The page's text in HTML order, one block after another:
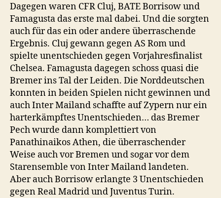
Dagegen waren CFR Cluj, BATE Borrisow und
Famagusta das erste mal dabei. Und die sorgten
auch für das ein oder andere überraschende
Ergebnis. Cluj gewann gegen AS Rom und
spielte unentschieden gegen Vorjahresfinalist
Chelsea. Famagusta dagegen schoss quasi die
Bremer ins Tal der Leiden. Die Norddeutschen
konnten in beiden Spielen nicht gewinnen und
auch Inter Mailand schaffte auf Zypern nur ein
harterkämpftes Unentschieden… das Bremer
Pech wurde dann komplettiert von
Panathinaikos Athen, die überraschender
Weise auch vor Bremen und sogar vor dem
Starensemble von Inter Mailand landeten.
Aber auch Borrisow erlangte 3 Unentschieden
gegen Real Madrid und Juventus Turin.